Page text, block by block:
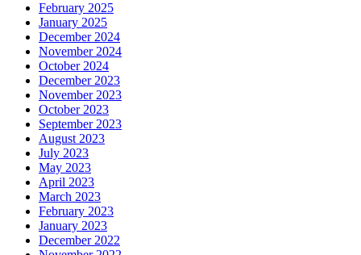
February 2025
January 2025
December 2024
November 2024
October 2024
December 2023
November 2023
October 2023
September 2023
August 2023
July 2023
May 2023
April 2023
March 2023
February 2023
January 2023
December 2022